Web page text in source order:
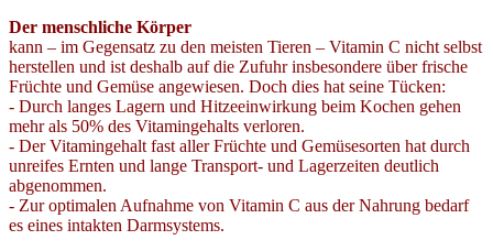
Der menschliche Körper
kann – im Gegensatz zu den meisten Tieren – Vitamin C nicht selbst
herstellen und ist deshalb auf die Zufuhr insbesondere über frische
Früchte und Gemüse angewiesen. Doch dies hat seine Tücken:
- Durch langes Lagern und Hitzeeinwirkung beim Kochen gehen
mehr als 50% des Vitamingehalts verloren.
- Der Vitamingehalt fast aller Früchte und Gemüsesorten hat durch
unreifes Ernten und lange Transport- und Lagerzeiten deutlich
abgenommen.
- Zur optimalen Aufnahme von Vitamin C aus der Nahrung bedarf
es eines intakten Darmsystems.